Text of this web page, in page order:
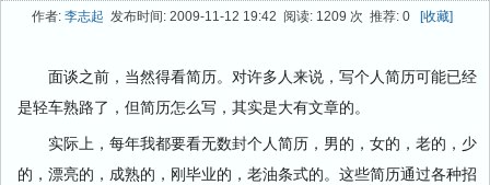
作者: 李志起 发布时间: 2009-11-12 19:42 阅读: 1209 次 推荐: 0 [收藏]
面谈之前，当然得看简历。对许多人来说，写个人简历可能已经
是轻车熟路了，但简历怎么写，其实是大有文章的。
实际上，每年我都要看无数封个人简历，男的，女的，老的，少
的，漂亮的，成熟的，刚毕业的，老油条式的。这些简历通过各种招